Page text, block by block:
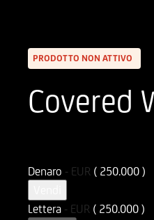
PRODOTTO NON ATTIVO
Covered
Denaro - EUR ( 250.000 )
Lettera - EUR ( 250.000 )